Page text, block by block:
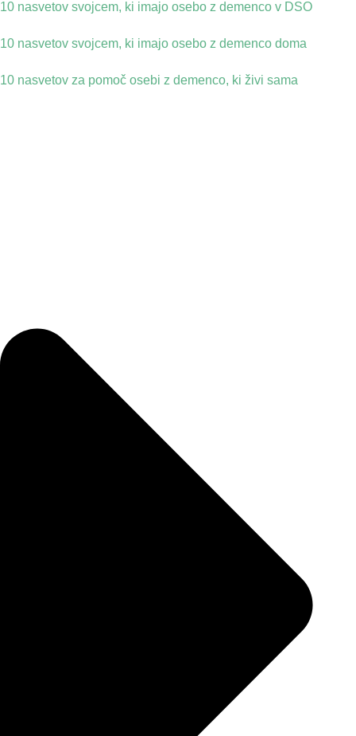
10 nasvetov svojcem, ki imajo osebo z demenco v DSO
10 nasvetov svojcem, ki imajo osebo z demenco doma
10 nasvetov za pomoč osebi z demenco, ki živi sama